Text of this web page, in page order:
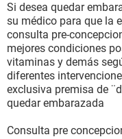
Si desea quedar
su médico para que la
consulta pre-
mejores condiciones
vitaminas y demás
diferentes
exclusiva premisa de
quedar embarazada
Consulta pre